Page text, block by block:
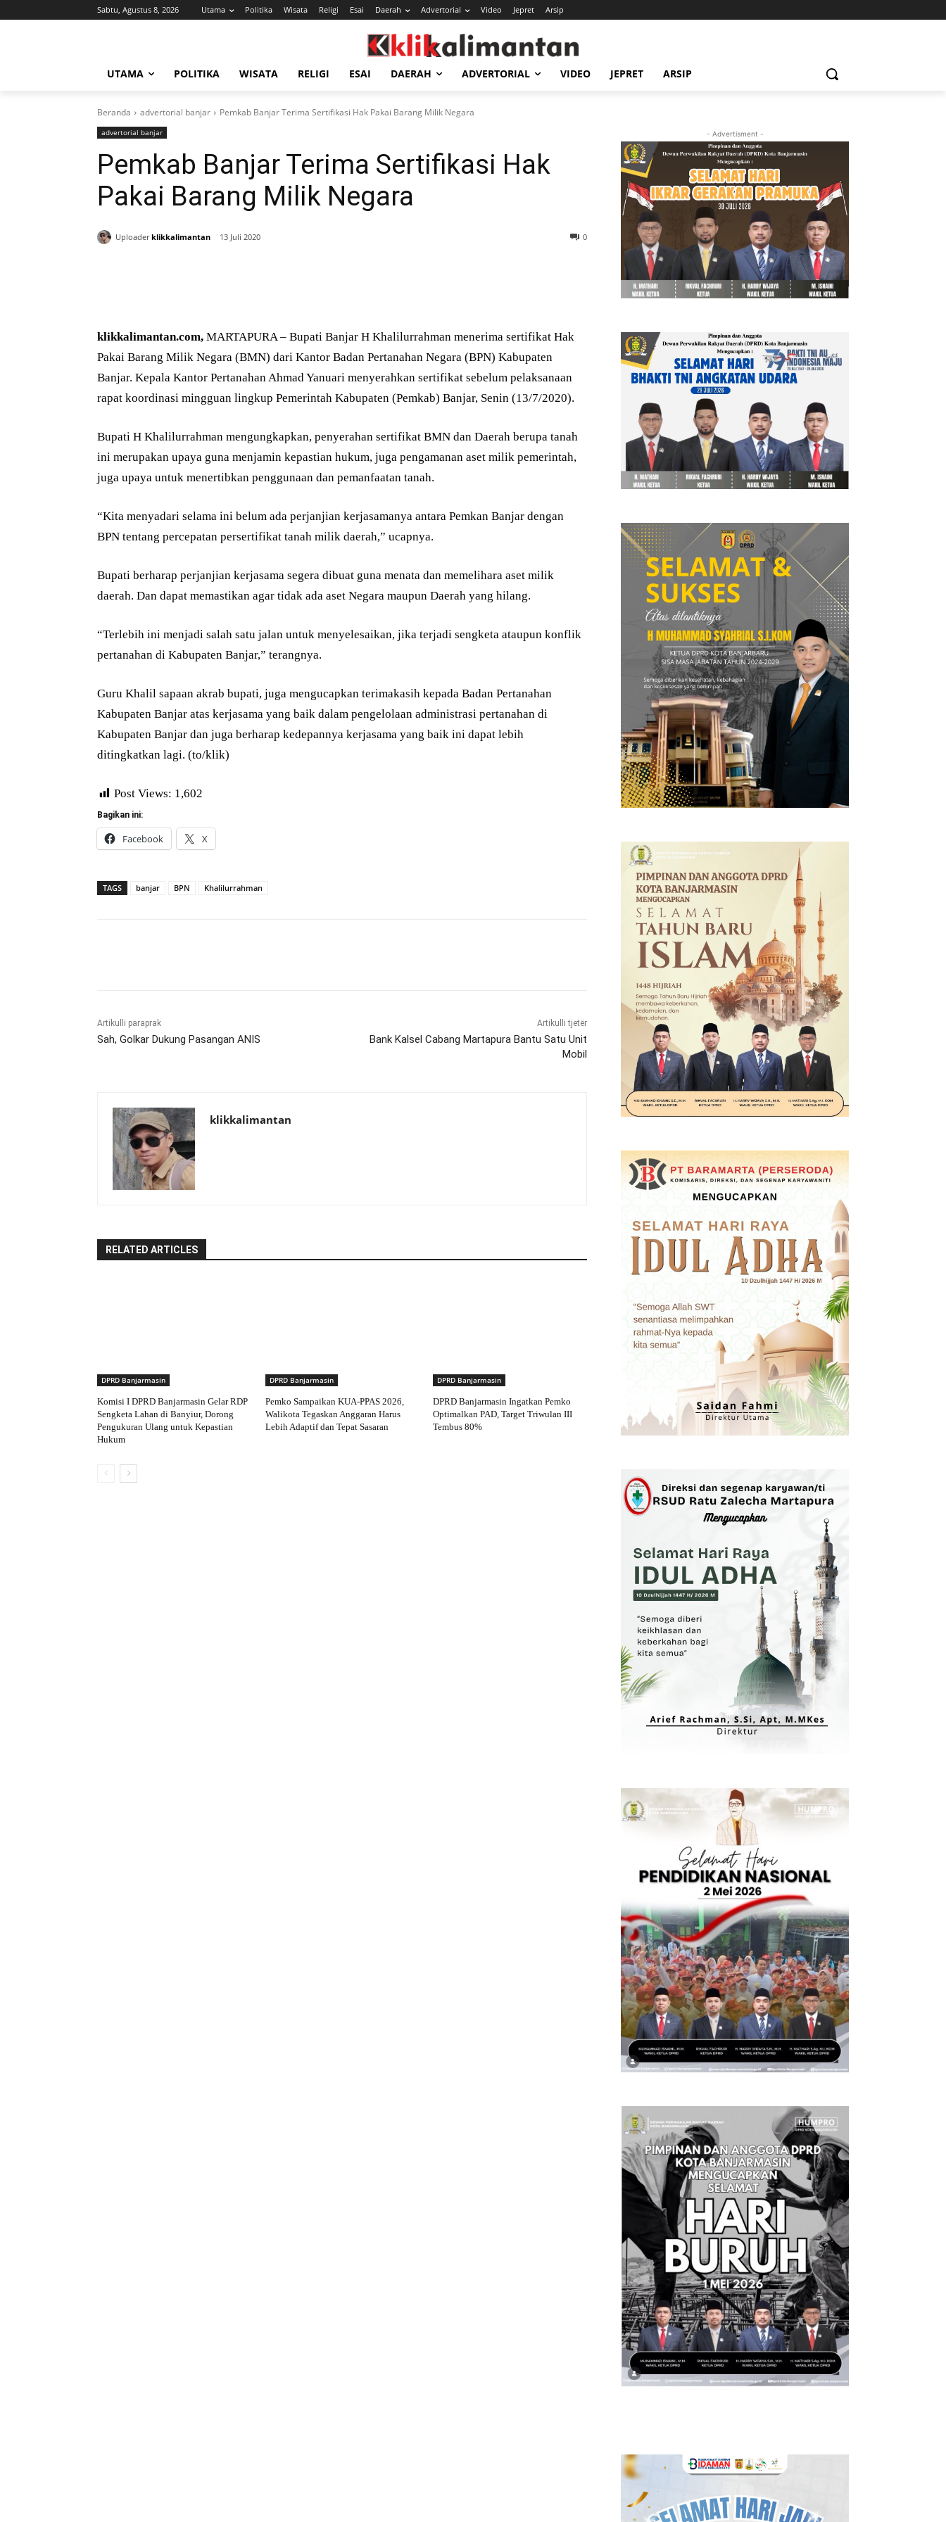
Sabtu, Agustus 8, 2026 Utama Politika Wisata Religi Esai Daerah Advertorial Video Jepret Arsip
UTAMA POLITIKA WISATA RELIGI ESAI DAERAH ADVERTORIAL VIDEO JEPRET ARSIP
Beranda advertorial banjar Pemkab Banjar Terima Sertifikasi Hak Pakai Barang Milik Negara
advertorial banjar
Pemkab Banjar Terima Sertifikasi Hak
Pakai Barang Milik Negara
Uploader klikkalimantan 13 Juli 2020 0
klikkalimantan.com, MARTAPURA – Bupati Banjar H Khalilurrahman menerima sertifikat Hak
Pakai Barang Milik Negara (BMN) dari Kantor Badan Pertanahan Negara (BPN) Kabupaten
Banjar. Kepala Kantor Pertanahan Ahmad Yanuari menyerahkan sertifikat sebelum pelaksanaan
rapat koordinasi mingguan lingkup Pemerintah Kabupaten (Pemkab) Banjar, Senin (13/7/2020).
Bupati H Khalilurrahman mengungkapkan, penyerahan sertifikat BMN dan Daerah berupa tanah
ini merupakan upaya guna menjamin kepastian hukum, juga pengamanan aset milik pemerintah,
juga upaya untuk menertibkan penggunaan dan pemanfaatan tanah.
“Kita menyadari selama ini belum ada perjanjian kerjasamanya antara Pemkan Banjar dengan
BPN tentang percepatan persertifikat tanah milik daerah,” ucapnya.
Bupati berharap perjanjian kerjasama segera dibuat guna menata dan memelihara aset milik
daerah. Dan dapat memastikan agar tidak ada aset Negara maupun Daerah yang hilang.
“Terlebih ini menjadi salah satu jalan untuk menyelesaikan, jika terjadi sengketa ataupun konflik
pertanahan di Kabupaten Banjar,” terangnya.
Guru Khalil sapaan akrab bupati, juga mengucapkan terimakasih kepada Badan Pertanahan
Kabupaten Banjar atas kerjasama yang baik dalam pengelolaan administrasi pertanahan di
Kabupaten Banjar dan juga berharap kedepannya kerjasama yang baik ini dapat lebih
ditingkatkan lagi. (to/klik)
Post Views: 1,602
Bagikan ini:
Facebook X
TAGS banjar BPN Khalilurrahman
Artikulli paraprak
Sah, Golkar Dukung Pasangan ANIS
Artikulli tjetër
Bank Kalsel Cabang Martapura Bantu Satu Unit
Mobil
klikkalimantan
RELATED ARTICLES
DPRD Banjarmasin
Komisi I DPRD Banjarmasin Gelar RDP
Sengketa Lahan di Banyiur, Dorong
Pengukuran Ulang untuk Kepastian
Hukum
DPRD Banjarmasin
Pemko Sampaikan KUA-PPAS 2026,
Walikota Tegaskan Anggaran Harus
Lebih Adaptif dan Tepat Sasaran
DPRD Banjarmasin
DPRD Banjarmasin Ingatkan Pemko
Optimalkan PAD, Target Triwulan III
Tembus 80%
- Advertisment -